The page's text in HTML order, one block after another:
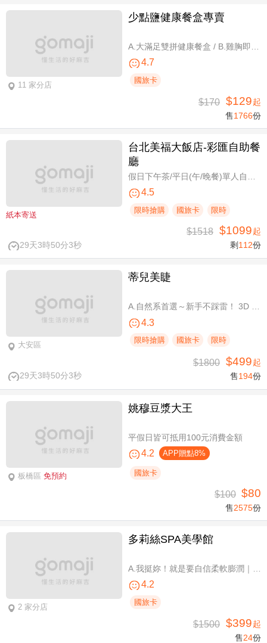
11 家分店
少點鹽健康餐盒專賣
4.7
國旅卡
$170 $129起
售1766份
紙本寄送
台北美福大飯店-彩匯自助餐
廳
4.5
限時搶購 國旅卡 限時
29天3時50分3秒
$1518 $1099起
剩 112份
大安區
蒂兒美睫
A.自然系首選～新手不踩雷！ 3D 120根睫毛嫁接 / B.人氣熱銷款～回購率超高！新中式仙子款300根睫毛嫁接
4.3
限時搶購 國旅卡 限時
29天3時50分3秒
$1800 $499起
售194份
板橋區 免預約
姚穆豆漿大王
平假日皆可抵用100元消費金額
4.2 APP贈點8%
國旅卡
$100 $80
售2575份
2 家分店
多莉絲SPA美學館
4.2
國旅卡
$1500 $399起
售24份